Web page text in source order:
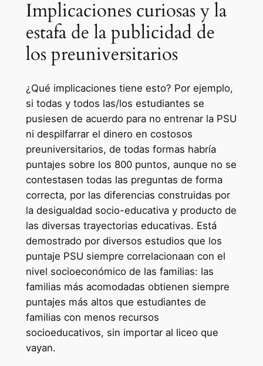
Implicaciones curiosas y la
estafa de la publicidad de
los preuniversitarios
¿Qué implicaciones tiene esto? Por ejemplo,
si todas y todos las/los estudiantes se
pusiesen de acuerdo para no entrenar la PSU
ni despilfarrar el dinero en costosos
preuniversitarios, de todas formas habría
puntajes sobre los 800 puntos, aunque no se
contestasen todas las preguntas de forma
correcta, por las diferencias construidas por
la desigualdad socio-educativa y producto de
las diversas trayectorias educativas. Está
demostrado por diversos estudios que los
puntaje PSU siempre correlacionaan con el
nivel socioeconómico de las familias: las
familias más acomodadas obtienen siempre
puntajes más altos que estudiantes de
familias con menos recursos
socioeducativos, sin importar al liceo que
vayan.